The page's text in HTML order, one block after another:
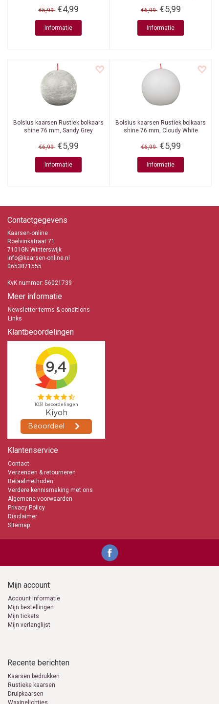
€5,99 €4,99
Informatie
€6,99 €5,99
Informatie
Bolsius kaarsen Rustiek bolkaars
shine 76 mm, Sandy Grey
€6,99 €5,99
Informatie
Bolsius kaarsen Rustiek bolkaars
shine 76 mm, Cloudy White
€6,99 €5,99
Informatie
Contactgegevens
Kaarsen-online
Roelvinkstraat 71
7101GN Winterswijk
info@kaarsen-online.nl
0653871555
KvK nummer: 56021739
Meer informatie
Newsletter terms & conditions
Links
Klantbeoordelingen
Klantenservice
Contact
Verzenden & retourneren
Betaalmethoden
Verdere kennismaking met ons
Algemene voorwaarden
Privacy Policy
Disclaimer
Sitemap
Mijn account
Account informatie
Mijn bestellingen
Mijn tickets
Mijn verlanglijst
Recente berichten
Kaarsen bedrukken
Rustieke kaarsen
Druipkaarsen